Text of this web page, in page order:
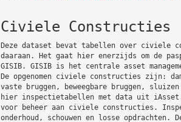
Civiele Constructies
Deze dataset bevat tabellen over civiele
daaraan. Het gaat hier enerzijds om de
GISIB. GISIB is het centrale asset
De opgenomen civiele constructies zijn:
vaste bruggen, beweegbare bruggen,
hier inspectietabellen met data uit
voor beheer aan civiele constructies.
onderhoud, schouwen en losse opdrachten.